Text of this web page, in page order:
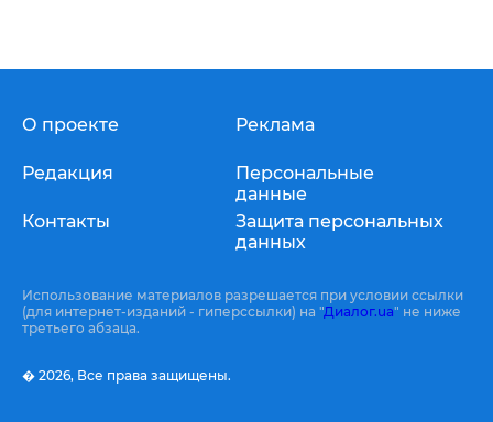
О проекте
Редакция
Контакты
Реклама
Персональные
данные
Защита персональных
данных
Использование материалов разрешается при условии ссылки
(для интернет-изданий - гиперссылки) на "Диалог.ua" не ниже
третьего абзаца.
� 2026, Все права защищены.